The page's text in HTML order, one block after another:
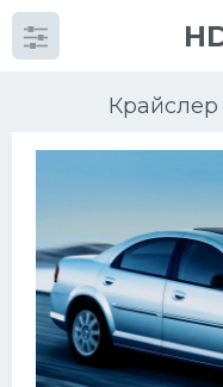
Крайслер
Категории
Разное